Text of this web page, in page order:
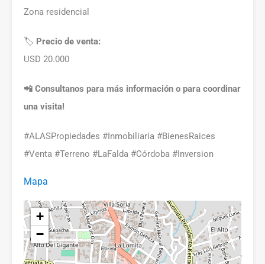
Zona residencial
🏷️ Precio de venta:
USD 20.000
📲 Consultanos para más información o para coordinar
una visita!
#ALASPropiedades #Inmobiliaria #BienesRaices
#Venta #Terreno #LaFalda #Córdoba #Inversion
Mapa
+
−